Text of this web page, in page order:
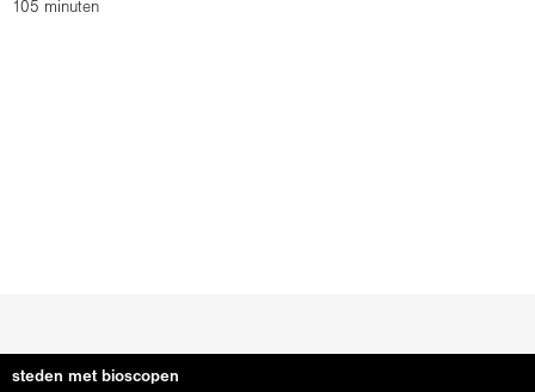
105 minuten
steden met bioscopen